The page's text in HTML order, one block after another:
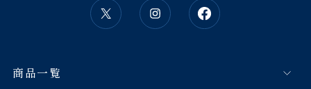
商品一覧